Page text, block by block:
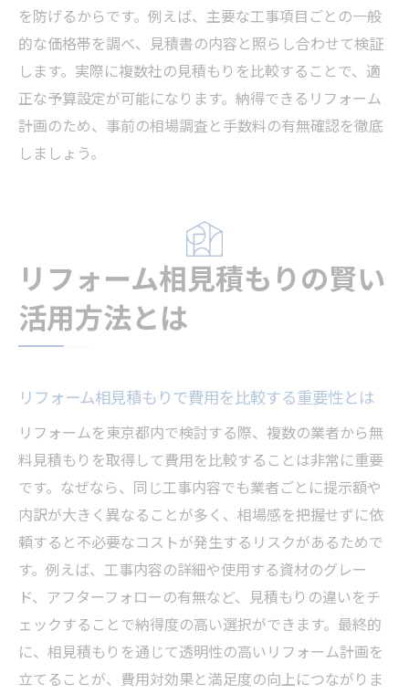
リフォームアプリで無料見積もりを依頼す
る方法
見積もりアプリ活用でリフォーム計画を効
率化
リフォーム見積もりアプリの選び方と注意
補助金・助成金で費用を抑える最新情報
リフォームの補助金を活用して費用を抑え
る方法
ント
助成金を最大限活かすためのリフォーム計
リフォーム費用と補助金の併用で賢く節約
補助金・助成金申請に必要なリフォーム見
積もり準備
東京都内で安心してリフォームを進める秘訣
東京都でリフォームを安心して進めるため
の基礎知識
を防げるからです。例えば、主要な工事項目ごとの一般
的な価格帯を調べ、見積書の内容と照らし合わせて検証
します。実際に複数社の見積もりを比較することで、適
正な予算設定が可能になります。納得できるリフォーム
計画のため、事前の相場調査と手数料の有無確認を徹底
しましょう。
リフォーム相見積もりの賢い
活用方法とは
リフォーム相見積もりで費用を比較する重要性とは
リフォームを東京都内で検討する際、複数の業者から無
料見積もりを取得して費用を比較することは非常に重要
です。なぜなら、同じ工事内容でも業者ごとに提示額や
内訳が大きく異なることが多く、相場感を把握せずに依
頼すると不必要なコストが発生するリスクがあるためで
す。例えば、工事内容の詳細や使用する資材のグレー
ド、アフターフォローの有無など、見積もりの違いをチ
ェックすることで納得度の高い選択ができます。最終的
に、相見積もりを通じて透明性の高いリフォーム計画を
立てることが、費用対効果と満足度の向上につながりま